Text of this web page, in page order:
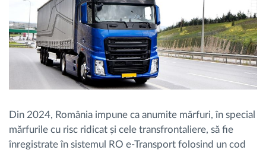
Identificarea automată a șoferului
Descopera toate facilitatile
Calculator de economii
Din 2024, România impune ca anumite mărfuri, în special
mărfurile cu risc ridicat și cele transfrontaliere, să fie
înregistrate în sistemul RO e-Transport folosind un cod